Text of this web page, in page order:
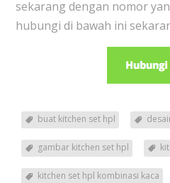
sekarang dengan nomor
hubungi di bawah ini
buat kitchen set hpl
gambar kitchen set hpl
kitchen set hpl kombinasi kaca